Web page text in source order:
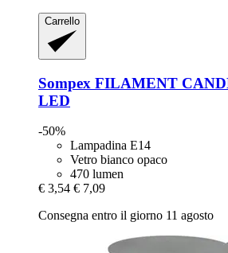
Carrello
Sompex FILAMENT
LED
-50%
Lampadina E14
Vetro bianco opaco
470 lumen
€ 3,54 € 7,09
Consegna entro il giorno 11 agosto